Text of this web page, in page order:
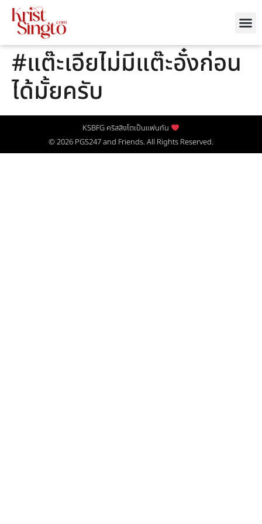
#แต๊ะเอียไม่มีแต๊ะอั๋งก่อน
ได้มั้ยครับ
KSBFG คริสสิงโตเป็นแฟนกัน
© 2026 PGS247and Friends. All Rights Reserved.